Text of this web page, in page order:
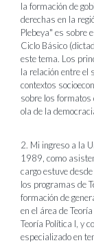
la formación de
derechas en la
Plebeya" es sobre
Ciclo Básico
este tema. Los
la relación entre el
contextos
sobre los formatos
ola de la
2. Mi ingreso a la
1989, como
cargo estuve
los programas de
formación de
en el área de
Teoría Política I, y
especializado en